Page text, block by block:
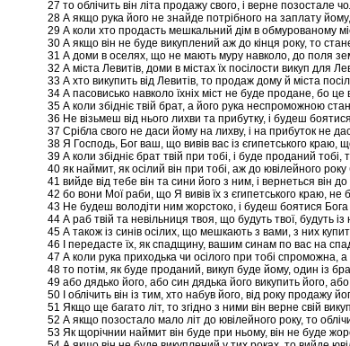
27 то облічить він літа продажу свого, і верне позостале
28 А якщо рука його не знайде потрібного на заплату
29 А коли хто продасть мешкальний дім в обмурованому
30 А якщо він не буде викуплений аж до кінця року, то
31 А доми в оселях, що не мають муру навколо, до поля
32 А міста Левитів, доми в містах їх посілости викуп для
33 А хто викупить від Левитів, то продаж дому й міста
34 А пасовисько навколо їхніх міст не буде продане, бо це
35 А коли збідніє твій брат, а його рука неспроможною
36 Не візьмеш від нього лихви та прибутку, і будеш
37 Срібла свого не даси йому на лихву, і на прибуток не
38 Я Господь, Бог ваш, що вивів вас із єгипетського
39 А коли збідніє брат твій при тобі, і буде проданий
40 як наймит, як осілий він при тобі, аж до ювілейного
41 вийде від тебе він та сини його з ним, і вернеться він
42 бо вони Мої раби, що Я вивів їх з єгипетського краю,
43 Не будеш володіти ним жорстоко, і будеш боятися Бога
44 А раб твій та невільниця твоя, що будуть твої, будуть
45 А також із синів осілих, що мешкають з вами, з них
46 І передасте їх, як спадщину, вашим синам по вас на
47 А коли рука приходька чи осілого при тобі спроможна,
48 то потім, як буде проданий, викуп буде йому, один із
49 або дядько його, або син дядька його викупить його,
50 І облічить він із тим, хто набув його, від року
51 Якщо ще багато літ, то згідно з ними він верне свій викуп
52 А якщо позостало мало літ до ювілейного року, то
53 Як щорічнии наймит він буде при ньому, він не буде